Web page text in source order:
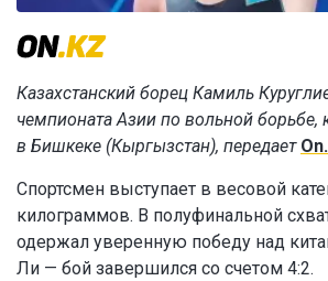
Казахстанский борец Камиль
чемпионата Азии по вольной борьбе,
в Бишкеке (Кыргызстан), передает
Спортсмен выступает в весовой
килограммов. В полуфинальной
одержал уверенную победу над
Ли — бой завершился со счетом 4:2.